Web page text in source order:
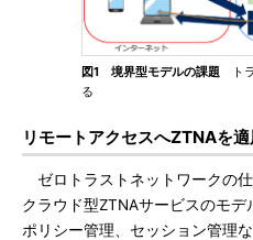
図1 境界型モデルの課題 ト
る
リモートアクセスへZTNAを
ゼロトラストネットワークの
クラウド型ZTNAサービスのモデ
ポリシー管理、セッション管理